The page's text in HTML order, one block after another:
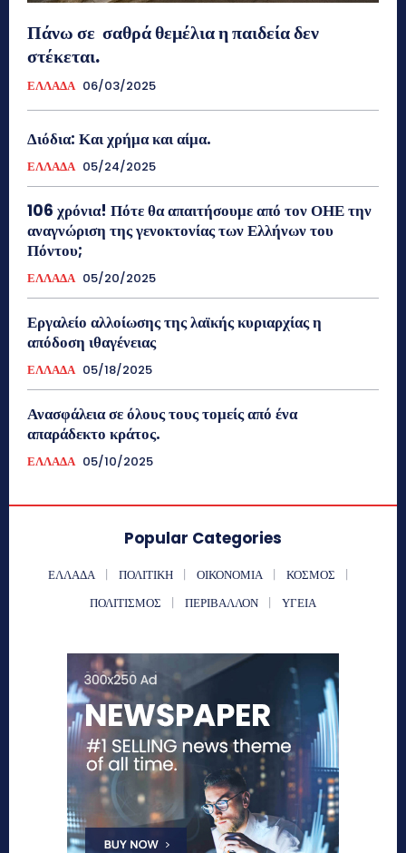
Πάνω σε σαθρά θεμέλια η παιδεία δεν
στέκεται.
ΕΛΛΑΔΑ 06/03/2025
Διόδια: Και χρήμα και αίμα.
ΕΛΛΑΔΑ 05/24/2025
106 χρόνια! Πότε θα απαιτήσουμε από τον ΟΗΕ την
αναγνώριση της γενοκτονίας των Ελλήνων του
Πόντου;
ΕΛΛΑΔΑ 05/20/2025
Εργαλείο αλλοίωσης της λαϊκής κυριαρχίας η
απόδοση ιθαγένειας
ΕΛΛΑΔΑ 05/18/2025
Ανασφάλεια σε όλους τους τομείς από ένα
απαράδεκτο κράτος.
ΕΛΛΑΔΑ 05/10/2025
Popular Categories
ΕΛΛΑΔΑ ΠΟΛΙΤΙΚΗ ΟΙΚΟΝΟΜΙΑ
ΚΟΣΜΟΣ
ΠΟΛΙΤΙΣΜΟΣ
ΠΕΡΙΒΑΛΛΟΝ ΥΓΕΙΑ